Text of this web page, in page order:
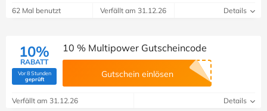
62 Mal benutzt Verfällt am 31.12.26 Details
10%
RABATT
Vor 8 Stunden
geprüft(Von Savoo geprüft)
10 % Multipower Gutscheincode
Gutschein einlösen
Verfällt am 31.12.26 Details